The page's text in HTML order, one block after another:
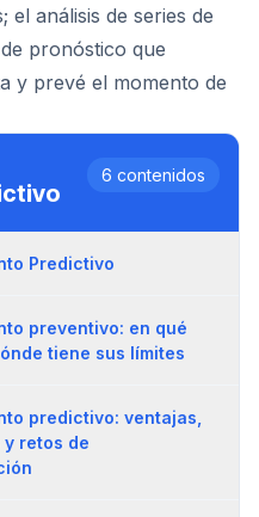
el análisis de series de
pronóstico que
y prevé el momento de
6 contenidos
Predictivo
preventivo: en qué
tiene sus límites
predictivo: ventajas,
retos de